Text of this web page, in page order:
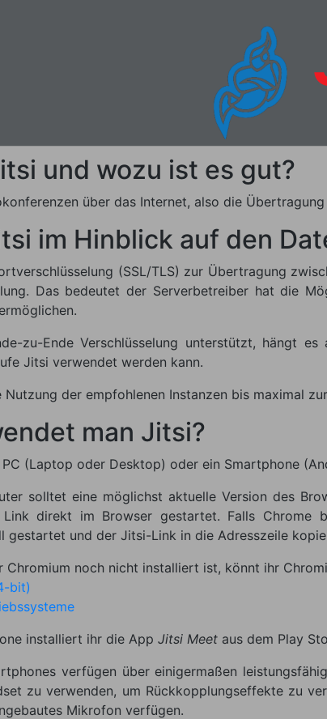
und wozu ist es gut?
über das Internet, also die
im Hinblick auf den
(SSL/TLS) zur Übertragung
Das bedeutet der Serverbetreiber hat die
zu-Ende Verschlüsselung unterstützt, hängt
Jitsi verwendet werden kann.
Nutzung der empfohlenen Instanzen bis maximal
man Jitsi?
(Laptop oder Desktop) oder ein Smartphone
solltet eine möglichst aktuelle Version des
direkt im Browser gestartet. Falls Chrome
gestartet und der Jitsi-Link in die Adresszeile
Chromium noch nicht installiert ist, könnt ihr
bit)
installiert ihr die App Jitsi Meet aus dem Play
verfügen über einigermaßen
zu verwenden, um Rückkopplungseffekte zu
Mikrofon verfügen.